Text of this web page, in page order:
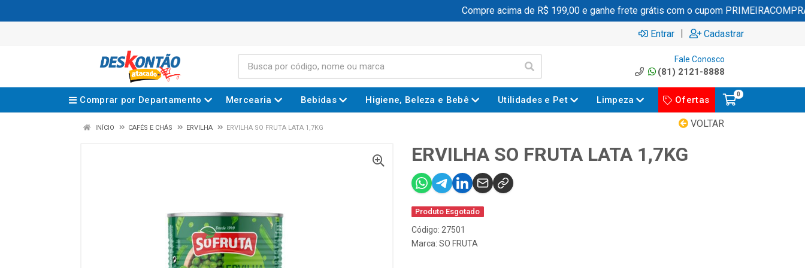
Compre acima de R$ 199,00 e ganhe frete grátis com o cupom PRIMEIRACOMPRA
Entrar | Cadastrar
Fale Conosco
(81) 2121-8888
Comprar por Departamento Mercearia Bebidas Higiene, Beleza e Bebê Utilidades e Pet Limpeza Ofertas
0
VOLTAR
INÍCIO CAFÉS E CHÁS ERVILHA ERVILHA SO FRUTA LATA 1,7KG
ERVILHA SO FRUTA LATA 1,7KG
Produto Esgotado
Código: 27501
Marca: SO FRUTA